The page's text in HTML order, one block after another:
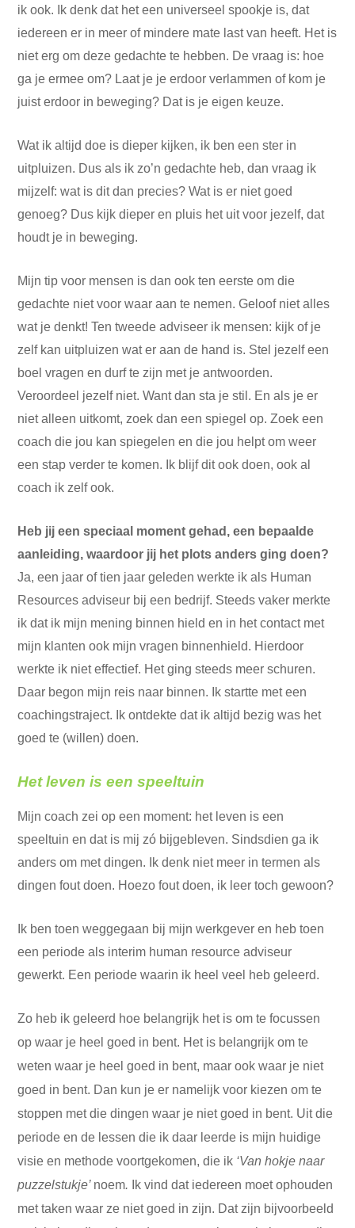
ik ook. Ik denk dat het een universeel spookje is, dat
iedereen er in meer of mindere mate last van heeft. Het is
niet erg om deze gedachte te hebben. De vraag is: hoe
ga je ermee om? Laat je je erdoor verlammen of kom je
juist erdoor in beweging? Dat is je eigen keuze.
Wat ik altijd doe is dieper kijken, ik ben een ster in
uitpluizen. Dus als ik zo’n gedachte heb, dan vraag ik
mijzelf: wat is dit dan precies? Wat is er niet goed
genoeg? Dus kijk dieper en pluis het uit voor jezelf, dat
houdt je in beweging.
Mijn tip voor mensen is dan ook ten eerste om die
gedachte niet voor waar aan te nemen. Geloof niet alles
wat je denkt! Ten tweede adviseer ik mensen: kijk of je
zelf kan uitpluizen wat er aan de hand is. Stel jezelf een
boel vragen en durf te zijn met je antwoorden.
Veroordeel jezelf niet. Want dan sta je stil. En als je er
niet alleen uitkomt, zoek dan een spiegel op. Zoek een
coach die jou kan spiegelen en die jou helpt om weer
een stap verder te komen. Ik blijf dit ook doen, ook al
coach ik zelf ook.
Heb jij een speciaal moment gehad, een bepaalde
aanleiding, waardoor jij het plots anders ging doen?
Ja, een jaar of tien jaar geleden werkte ik als Human
Resources adviseur bij een bedrijf. Steeds vaker merkte
ik dat ik mijn mening binnen hield en in het contact met
mijn klanten ook mijn vragen binnenhield. Hierdoor
werkte ik niet effectief. Het ging steeds meer schuren.
Daar begon mijn reis naar binnen. Ik startte met een
coachingstraject. Ik ontdekte dat ik altijd bezig was het
goed te (willen) doen.
Het leven is een speeltuin
Mijn coach zei op een moment: het leven is een
speeltuin en dat is mij zó bijgebleven. Sindsdien ga ik
anders om met dingen. Ik denk niet meer in termen als
dingen fout doen. Hoezo fout doen, ik leer toch gewoon?
Ik ben toen weggegaan bij mijn werkgever en heb toen
een periode als interim human resource adviseur
gewerkt. Een periode waarin ik heel veel heb geleerd.
Zo heb ik geleerd hoe belangrijk het is om te focussen
op waar je heel goed in bent. Het is belangrijk om te
weten waar je heel goed in bent, maar ook waar je niet
goed in bent. Dan kun je er namelijk voor kiezen om te
stoppen met die dingen waar je niet goed in bent. Uit die
periode en de lessen die ik daar leerde is mijn huidige
visie en methode voortgekomen, die ik ‘Van hokje naar
puzzelstukje’ noem.
Ik vind dat iedereen moet ophouden
met taken waar ze niet goed in zijn. Dat zijn bijvoorbeeld